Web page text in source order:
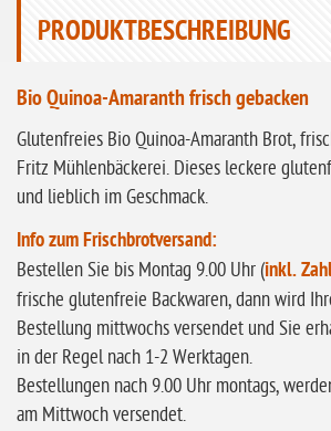
ohne
Sonnenblumen
PRODUKTBESCHREIBUNG
Bio Quinoa-Amaranth frisch gebacken
Glutenfreies Bio Quinoa-Amaranth Brot,
Fritz Mühlenbäckerei. Dieses leckere
und lieblich im Geschmack.
Info zum Frischbrotversand:
Bestellen Sie bis Montag 9.00 Uhr (inkl.
frische glutenfreie Backwaren, dann wird
Bestellung mittwochs versendet und Sie
in der Regel nach 1-2 Werktagen.
Bestellungen nach 9.00 Uhr montags,
am Mittwoch versendet.